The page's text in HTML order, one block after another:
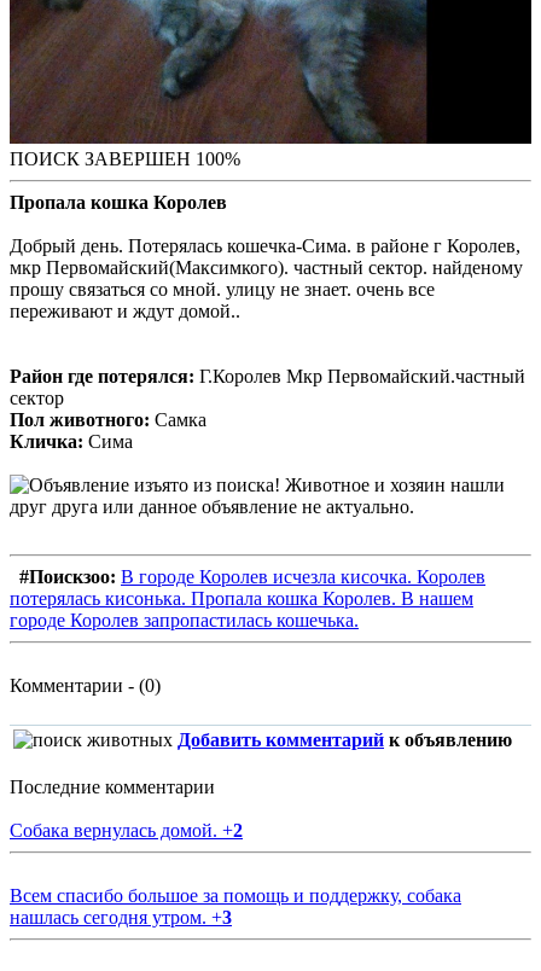
ПОИСК ЗАВЕРШЕН 100%
Пропала кошка Королев
Добрый день. Потерялась кошечка-Сима. в районе г Королев,
мкр Первомайский(Максимкого). частный сектор. найденому
прошу связаться со мной. улицу не знает. очень все
переживают и ждут домой..
Район где потерялся: Г.Королев Мкр Первомайский.частный
сектор
Пол животного: Самка
Кличка: Сима
#Поискзоо: В городе Королев исчезла кисочка. Королев
потерялась кисонька. Пропала кошка Королев. В нашем
городе Королев запропастилась кошечька.
Комментарии - (0)
Добавить комментарий к объявлению
Последние комментарии
Собака вернулась домой. +2
Всем спасибо большое за помощь и поддержку, собака
нашлась сегодня утром. +3